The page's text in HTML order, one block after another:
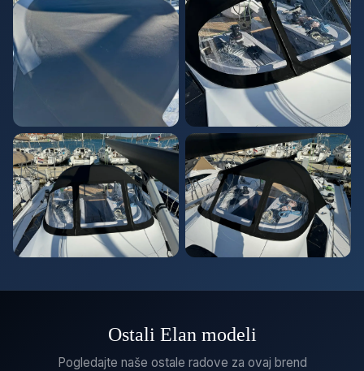
Ostali Elan modeli
Pogledajte naše ostale radove za ovaj brend